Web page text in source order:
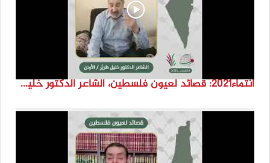
انتماء2021: قصائد لعيون فلسطين، الشاعر الدكتور خليل طريّر،الاردن